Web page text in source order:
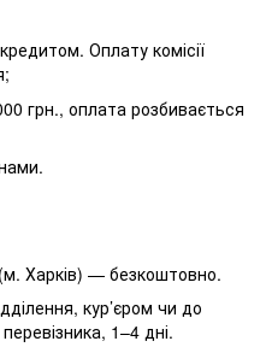
Оплату комісії
грн., оплата розбивається
Харків) — безкоштовно.
кур’єром чи до
1–4 дні.